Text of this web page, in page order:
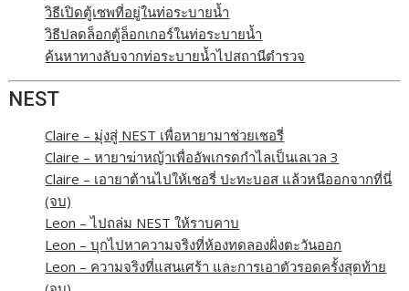
วิธีเปิดตู้เซพที่อยู่ในท่อระบายน้ำ
วิธีปลดล็อกตู้ล็อกเกอร์ในท่อระบายน้ำ
ค้นหาทางลับจากท่อระบายน้ำไปสถานีตำรวจ
NEST
Claire – มุ่งสู่ NEST เพื่อหายามาช่วยเชอรี่
Claire – หายาฆ่าหญ้าเพื่ออัพเกรดกำไลเป็นเลเวล 3
Claire – เอายาต้านไปให้เชอรี่ ปะทะบอส แล้วหนีออกจากที่นี่
(จบ)
Leon – ไปถล่ม NEST ให้ราบคาบ
Leon – บุกไปหาความจริงที่ห้องทดลองฝั่งตะวันออก
Leon – ความจริงที่แสนเศร้า และการเอาตัวรอดครั้งสุดท้าย